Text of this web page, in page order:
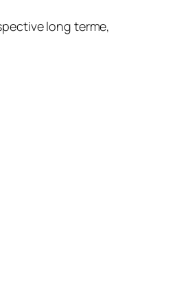
long terme,